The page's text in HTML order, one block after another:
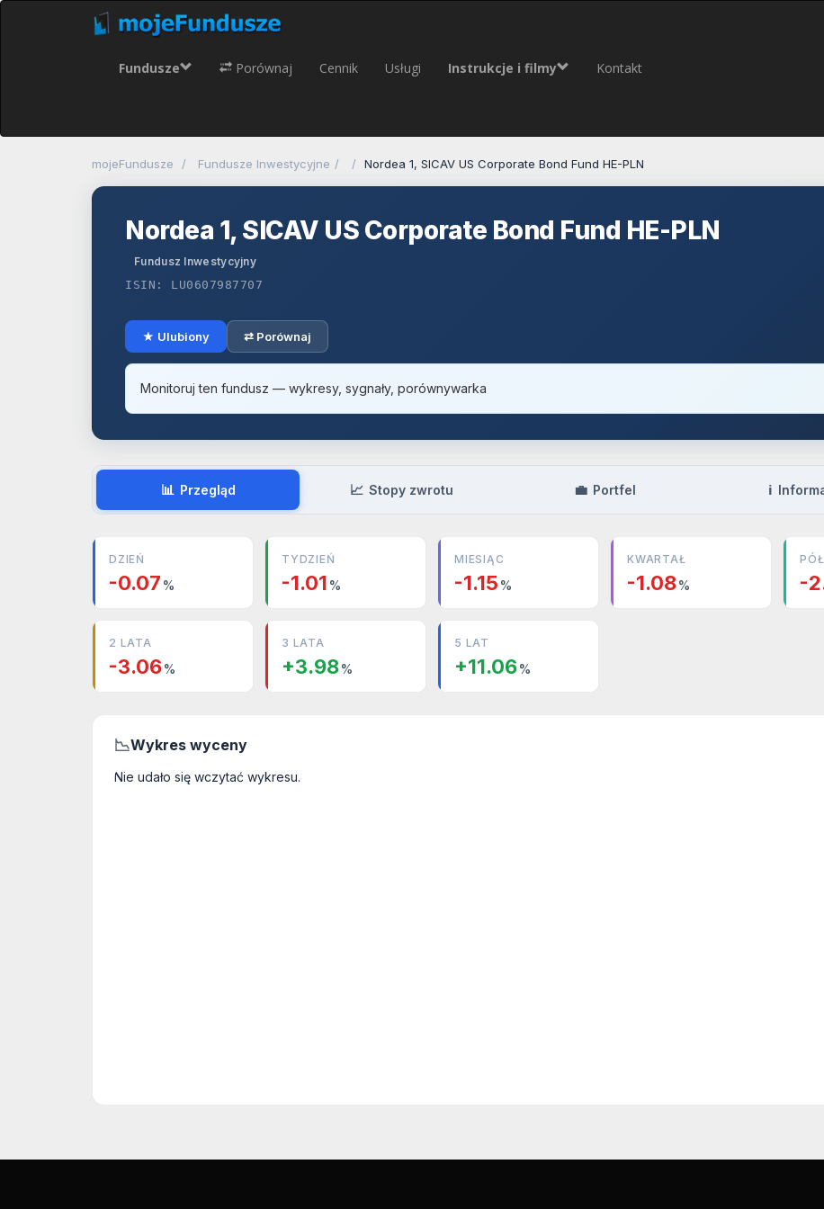
Fundusze Porównaj Cennik Usługi Instrukcje i filmy Kontakt
mojeFundusze Fundusze Inwestycyjne Nordea 1, SICAV US Corporate Bond Fund HE-PLN
Nordea 1, SICAV US Corporate Bond Fund HE-PLN
Fundusz Inwestycyjny
ISIN: LU0607987707
★ Ulubiony ⇄ Porównaj
Monitoruj ten fundusz — wykresy, sygnały, porównywarka
📊 Przegląd 📈 Stopy zwrotu 💼 Portfel ℹ️
DZIEŃ
-0.07 %
TYDZIEŃ
-1.01 %
MIESIĄC
-1.15 %
KWARTAŁ
-1.08% -
2 LATA
-3.06%
3 LATA
+3.98%
5 LAT
+11.06%
📉Wykres wyceny
Nie udało się wczytać wykresu.